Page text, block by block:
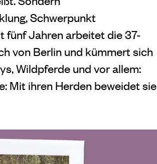
Schwerpunkt
fünf Jahren arbeitet die 37-
von Berlin und kümmert sich
Wildpferde und vor allem:
Mit ihren Herden beweidet sie